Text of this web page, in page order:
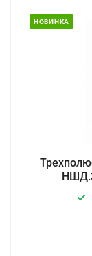
НОВИНКА